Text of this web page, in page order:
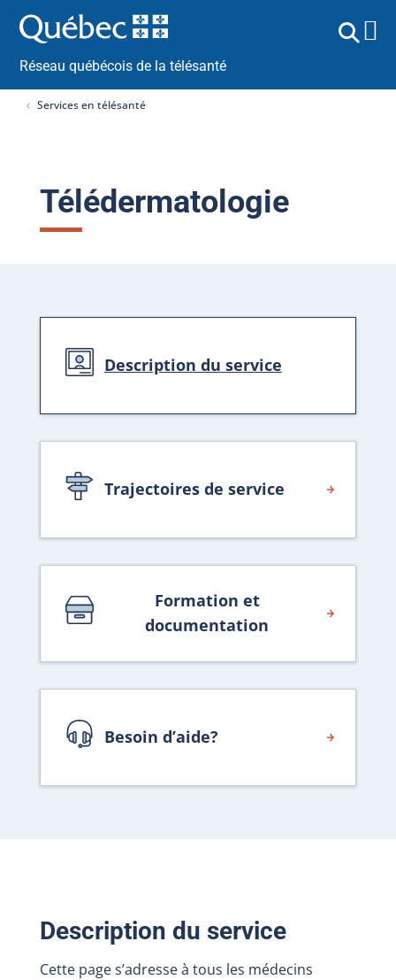
Réseau québécois de la télésanté
Services en télésanté
Télédermatologie
Description du service
Trajectoires de service
Formation et
documentation
Besoin d’aide?
Description du service
Cette page s’adresse à tous les médecins